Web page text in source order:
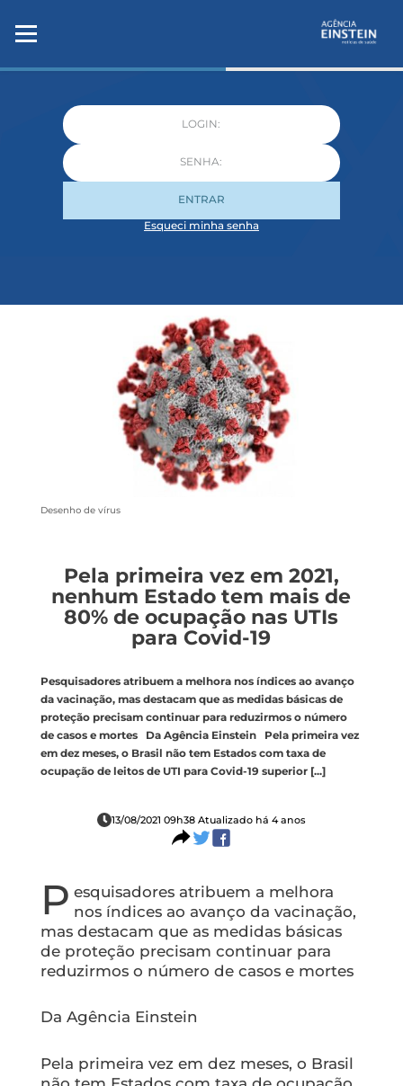
ENTRAR
Esqueci minha senha
Desenho de vírus
Pela primeira vez em 2021,
nenhum Estado tem mais de
80% de ocupação nas UTIs
para Covid-19
Pesquisadores atribuem a melhora nos índices ao avanço
da vacinação, mas destacam que as medidas básicas de
proteção precisam continuar para reduzirmos o número
de casos e mortes Da Agência Einstein Pela primeira vez
em dez meses, o Brasil não tem Estados com taxa de
ocupação de leitos de UTI para Covid-19 superior [...]
13/08/2021 09h38 Atualizado há 4 anos
P esquisadores atribuem a melhora
nos índices ao avanço da vacinação,
mas destacam que as medidas básicas
de proteção precisam continuar para
reduzirmos o número de casos e mortes
Da Agência Einstein
Pela primeira vez em dez meses, o Brasil